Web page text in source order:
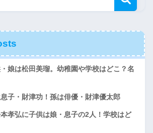
娘は松田美瑠。幼稚園や学校はどこ？名
子・財津功！孫は俳優・財津優太郎
本孝弘に子供は娘・息子の2人！学校はど